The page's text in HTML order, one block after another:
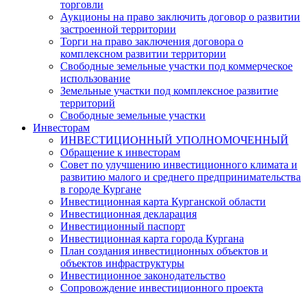
торговли
Аукционы на право заключить договор о развитии
застроенной территории
Торги на право заключения договора о
комплексном развитии территории
Свободные земельные участки под коммерческое
использование
Земельные участки под комплексное развитие
территорий
Свободные земельные участки
Инвесторам
ИНВЕСТИЦИОННЫЙ УПОЛНОМОЧЕННЫЙ
Обращение к инвесторам
Совет по улучшению инвестиционного климата и
развитию малого и среднего предпринимательства
в городе Кургане
Инвестиционная карта Курганской области
Инвестиционная декларация
Инвестиционный паспорт
Инвестиционная карта города Кургана
План создания инвестиционных объектов и
объектов инфраструктуры
Инвестиционное законодательство
Сопровождение инвестиционного проекта